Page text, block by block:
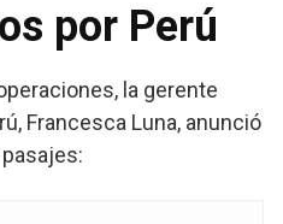
por Perú
la gerente
Francesca Luna, anunció